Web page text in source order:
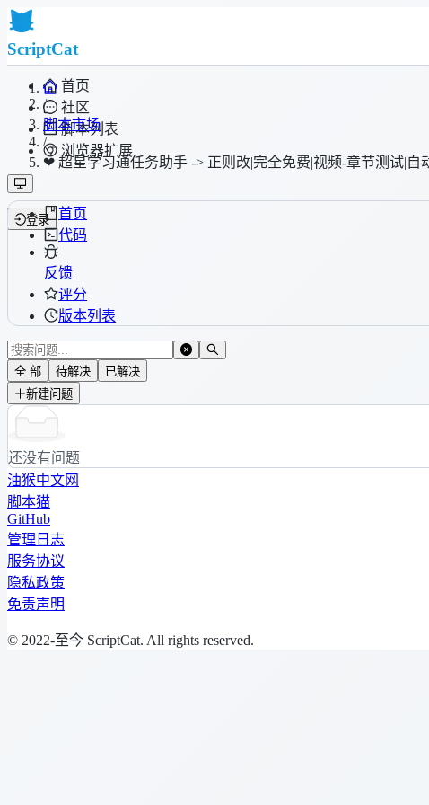
ScriptCat
首页
社区
脚本列表
浏览器扩展
登录
/
脚本市场
/
❤ 超星学习通任务助手 -> 正则改|完全免费|视频-章节测试|自
首页
代码
反馈
评分
版本列表
全 部 待解决
已解决
新建问题
还没有问题
油猴中文网
脚本猫
GitHub
管理日志
服务协议
隐私政策
免责声明
© 2022-至今 ScriptCat. All rights reserved.